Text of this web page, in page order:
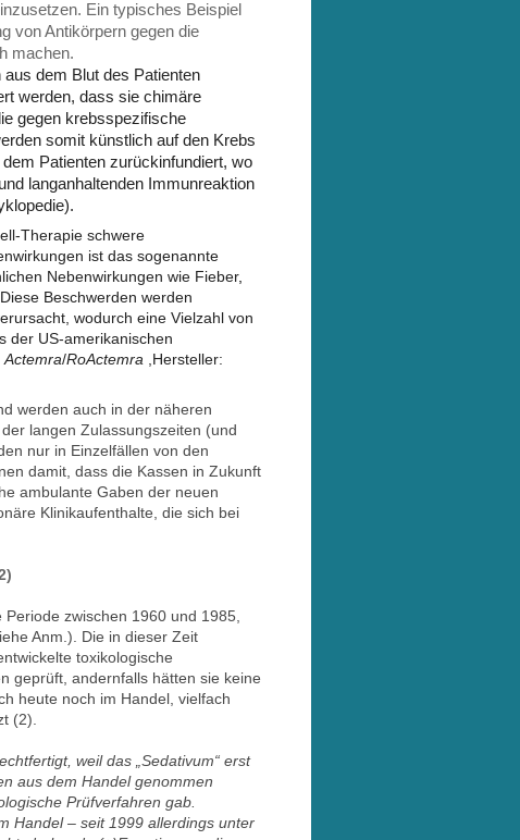
Ein typisches Beispiel
von Antikörpern gegen die
machen.
dem Blut des Patienten
werden, dass sie chimäre
gegen krebsspezifische
somit künstlich auf den Krebs
Patienten zurückinfundiert, wo
langanhaltenden Immunreaktion
Therapie schwere
ist das sogenannte
Nebenwirkungen wie Fieber,
. Diese Beschwerden werden
wodurch eine Vielzahl von
der US-amerikanischen
Actemra/RoActemra ,Hersteller:
werden auch in der näheren
langen Zulassungszeiten (und
nur in Einzelfällen von den
damit, dass die Kassen in Zukunft
ambulante Gaben der neuen
Klinikaufenthalte, die sich bei
zwischen 1960 und 1985,
Anm.). Die in dieser Zeit
toxikologische
geprüft, andernfalls hätten sie keine
heute noch im Handel, vielfach
(2).
weil das „Sedativum“ erst
aus dem Handel genommen
Prüfverfahren gab.
Handel – seit 1999 allerdings unter